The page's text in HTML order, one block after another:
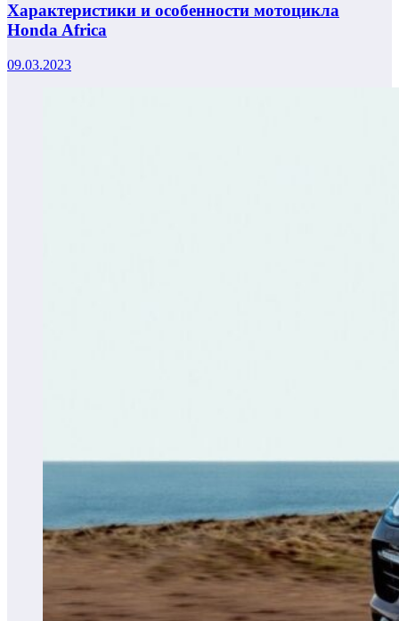
Характеристики и особенности мотоцикла
Honda Africa
09.03.2023